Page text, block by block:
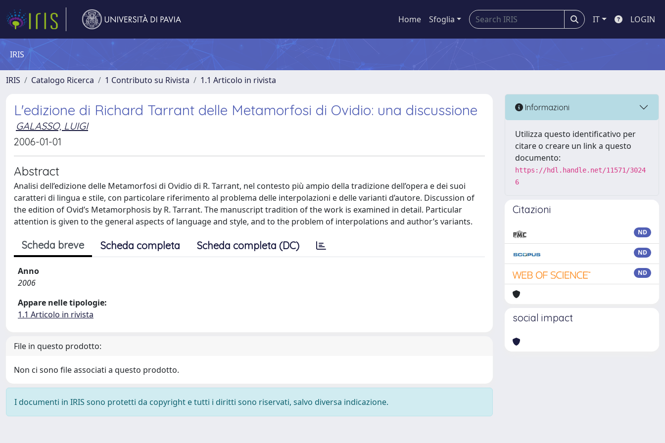
Home Sfoglia IT LOGIN
IRIS
IRIS Catalogo Ricerca 1 Contributo su Rivista 1.1 Articolo in rivista
L'edizione di Richard Tarrant delle Metamorfosi di Ovidio: una discussione
GALASSO, LUIGI
2006-01-01
Abstract
Analisi dell’edizione delle Metamorfosi di Ovidio di R. Tarrant, nel contesto più ampio della tradizione dell’opera e dei suoi
caratteri di lingua e stile, con particolare riferimento al problema delle interpolazioni e delle varianti d’autore. Discussion of
the edition of Ovid’s Metamorphosis by R. Tarrant. The manuscript tradition of the work is examined in detail. Particular
attention is given to the general aspects of language and style, and to the problem of interpolations and author’s variants.
Scheda breve Scheda completa Scheda completa (DC)
Anno
2006
Appare nelle tipologie:
1.1 Articolo in rivista
File in questo prodotto:
Non ci sono file associati a questo prodotto.
I documenti in IRIS sono protetti da copyright e tutti i diritti sono riservati, salvo diversa indicazione.
Informazioni
Utilizza questo identificativo per
citare o creare un link a questo
documento:
https://hdl.handle.net/11571/3024
6
Citazioni
ND
ND
ND
social impact